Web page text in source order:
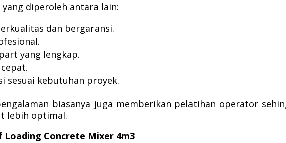
diperoleh antara lain:
dan bergaransi.
yang lengkap.
sesuai kebutuhan proyek.
biasanya juga memberikan pelatihan operator
lebih optimal.
Loading Concrete Mixer 4m3